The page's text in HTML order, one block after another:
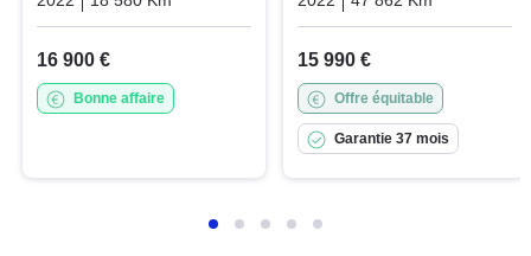
16 900 €
Bonne affaire
15 990 €
Offre équitable
Garantie 37 mois